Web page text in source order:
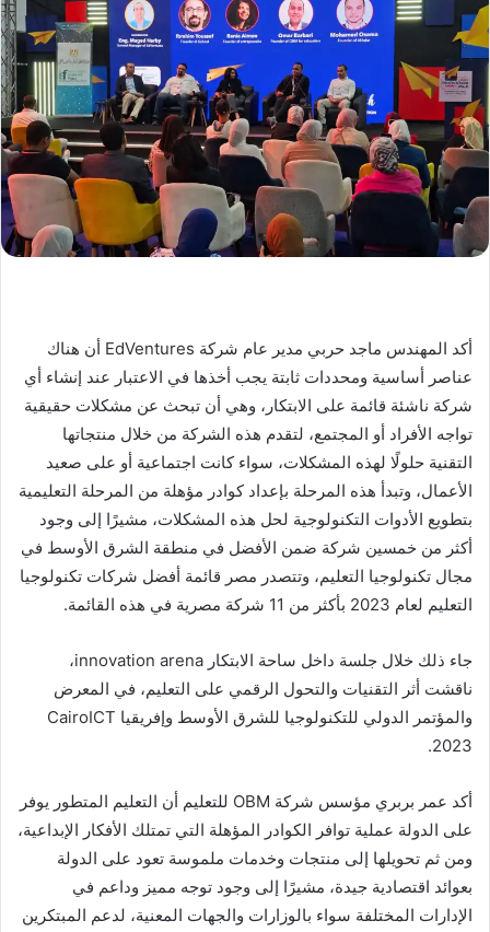
أكد المهندس ماجد حربي مدير عام شركة EdVentures أن هناك
عناصر أساسية ومحددات ثابتة يجب أخذها في الاعتبار عند إنشاء أي
شركة ناشئة قائمة على الابتكار، وهي أن تبحث عن مشكلات حقيقية
تواجه الأفراد أو المجتمع، لتقدم هذه الشركة من خلال منتجاتها
التقنية حلولًا لهذه المشكلات، سواء كانت اجتماعية أو على صعيد
الأعمال، وتبدأ هذه المرحلة بإعداد كوادر مؤهلة من المرحلة التعليمية
بتطويع الأدوات التكنولوجية لحل هذه المشكلات، مشيرًا إلى وجود
أكثر من خمسين شركة ضمن الأفضل في منطقة الشرق الأوسط في
مجال تكنولوجيا التعليم، وتتصدر مصر قائمة أفضل شركات تكنولوجيا
التعليم لعام 2023 بأكثر من 11 شركة مصرية في هذه القائمة.
جاء ذلك خلال جلسة داخل ساحة الابتكار innovation arena،
ناقشت أثر التقنيات والتحول الرقمي على التعليم، في المعرض
والمؤتمر الدولي للتكنولوجيا للشرق الأوسط وإفريقيا CairoICT
2023.
أكد عمر بربري مؤسس شركة OBM للتعليم أن التعليم المتطور يوفر
على الدولة عملية توافر الكوادر المؤهلة التي تمتلك الأفكار الإبداعية،
ومن ثم تحويلها إلى منتجات وخدمات ملموسة تعود على الدولة
بعوائد اقتصادية جيدة، مشيرًا إلى وجود توجه مميز وداعم في
الإدارات المختلفة سواء بالوزارات والجهات المعنية، لدعم المبتكرين